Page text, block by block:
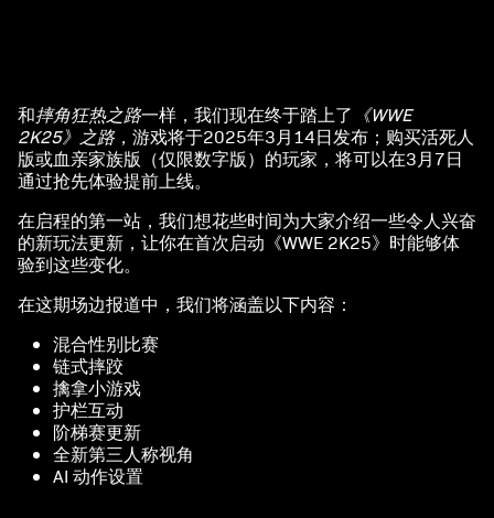
A
c
c
e
p
t
&
P
l
a
和摔角狂热之路一样，我们现在终于踏上了 《WWE
2K25》之路，游戏将于2025年3月14日发布；购买活死人
版或血亲家族版（仅限数字版）的玩家，将可以在3月7日
通过抢先体验提前上线。
在启程的第一站，我们想花些时间为大家介绍一些令人兴奋
的新玩法更新，让你在首次启动《WWE 2K25》时能够体
验到这些变化。
在这期场边报道中，我们将涵盖以下内容：
混合性别比赛
链式摔跤
擒拿小游戏
护栏互动
阶梯赛更新
全新第三人称视角
AI 动作设置